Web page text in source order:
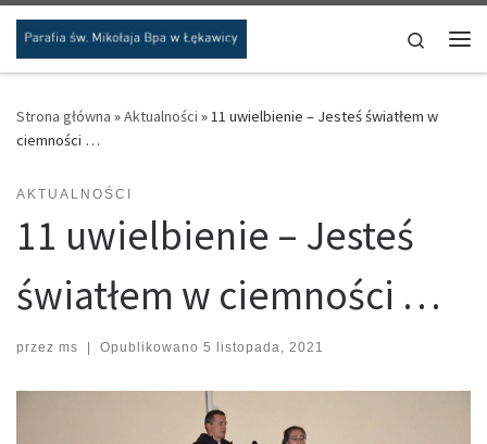
Przejdź do treści
Search
Strona główna »Aktualności »11 uwielbienie – Jesteś światłem w
ciemności …
AKTUALNOŚCI
11 uwielbienie – Jesteś
światłem w ciemności …
przez ms | Opublikowano 5 listopada, 2021